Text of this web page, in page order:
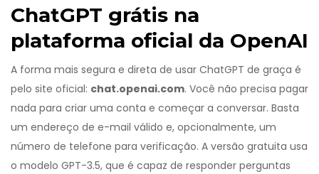
ChatGPT grátis na
plataforma oficial da OpenAI
A forma mais segura e direta de usar ChatGPT de graça é
pelo site oficial: chat.openai.com. Você não precisa pagar
nada para criar uma conta e começar a conversar. Basta
um endereço de e-mail válido e, opcionalmente, um
número de telefone para verificação. A versão gratuita usa
o modelo GPT-3.5, que é capaz de responder perguntas